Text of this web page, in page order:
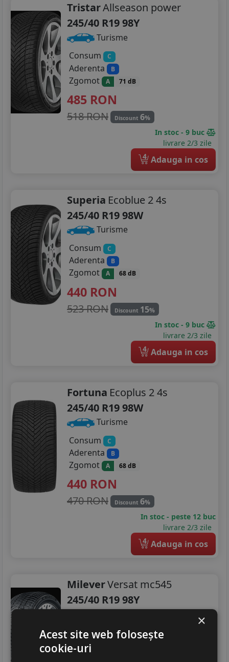
TristarAllseason power
245/40 R19 98Y
Turisme
Consum
C
Aderenta B
Zgomot A 71 dB
485 RON
518 RON Discount 6%
In stoc - 9 buc
livrare 2/3 zile
4 Adauga in cos
Superia Ecoblue 2 4s
245/40 R19 98W
Turisme
Consum
C
Aderenta B
Zgomot A 68 dB
440 RON
523 RON Discount 15%
In stoc - 9 buc
livrare 2/3 zile
4 Adauga in cos
Fortuna Ecoplus 2 4s
245/40 R19 98W
Turisme
Consum
C
Aderenta B
Zgomot A 68 dB
440 RON
470 RON Discount 6%
In stoc - peste 12 buc
livrare 2/3 zile
4 Adauga in cos
MileverVersat mc545
245/40 R19 98Y
Consum C
Aderenta
×
Acest site web folosește
cookie-uri